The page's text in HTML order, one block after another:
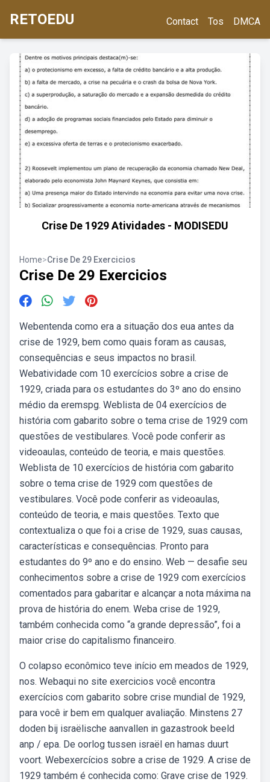
RETOEDU Contact Tos DMCA
Crise De 1929 Atividades - MODISEDU
Home>Crise De 29 Exercicios
Crise De 29 Exercicios
Webentenda como era a situação dos eua antes da
crise de 1929, bem como quais foram as causas,
consequências e seus impactos no brasil.
Webatividade com 10 exercícios sobre a crise de
1929, criada para os estudantes do 3º ano do ensino
médio da eremspg. Weblista de 04 exercícios de
história com gabarito sobre o tema crise de 1929 com
questões de vestibulares. Você pode conferir as
videoaulas, conteúdo de teoria, e mais questões.
Weblista de 10 exercícios de história com gabarito
sobre o tema crise de 1929 com questões de
vestibulares. Você pode conferir as videoaulas,
conteúdo de teoria, e mais questões. Texto que
contextualiza o que foi a crise de 1929, suas causas,
características e consequências. Pronto para
estudantes do 9º ano e do ensino. Web — desafie seu
conhecimentos sobre a crise de 1929 com exercícios
comentados para gabaritar e alcançar a nota máxima na
prova de história do enem. Weba crise de 1929,
também conhecida como “a grande depressão”, foi a
maior crise do capitalismo financeiro.
O colapso econômico teve início em meados de 1929,
nos. Webaqui no site exercicios você encontra
exercícios com gabarito sobre crise mundial de 1929,
para você ir bem em qualquer avaliação. Minstens 27
doden bij israëlische aanvallen in gazastrook beeld
anp / epa. De oorlog tussen israël en hamas duurt
voort. Webexercícios sobre a crise de 1929. A crise de
1929 também é conhecida como: Grave crise de 1929.